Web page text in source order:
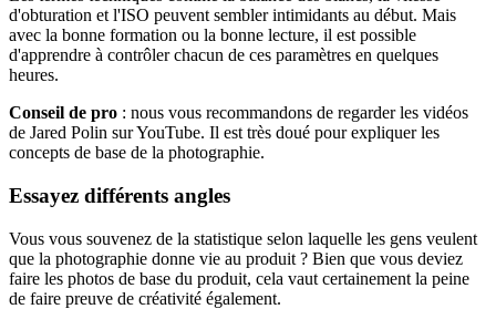
d'obturation et l'ISO peuvent sembler intimidants au début. Mais
avec la bonne formation ou la bonne lecture, il est possible
d'apprendre à contrôler chacun de ces paramètres en quelques
heures.
Conseil de pro : nous vous recommandons de regarder les vidéos
de Jared Polin sur YouTube. Il est très doué pour expliquer les
concepts de base de la photographie.
Essayez différents angles
Vous vous souvenez de la statistique selon laquelle les gens veulent
que la photographie donne vie au produit ? Bien que vous deviez
faire les photos de base du produit, cela vaut certainement la peine
de faire preuve de créativité également.